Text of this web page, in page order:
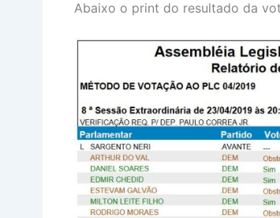
Abaixo o print do resultado da